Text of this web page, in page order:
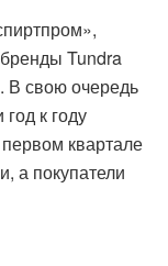
Tundra
В свою очередь
к году
квартале
а покупатели